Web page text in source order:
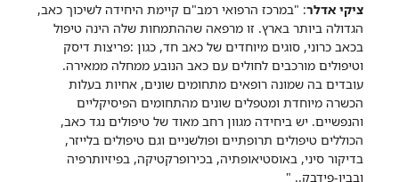
ציקי אדלר: "במרכז הרפואי רמב"ם קיימת היחידה לשיכוך כאב,
הגדולה ביותר בארץ. זו מרפאה שההתמחות שלה הינה טיפול
בכאב כרוני, סוגים מיוחדים של כאב חד, כגון :פריצות דיסק
וטיפולים מורכבים לחולים עם כאב הנובע ממחלה ממאירה.
עובדים בה שמונה רופאים מתחומים שונים, אחיות בעלות
הכשרה מיוחדת ומטפלים שונים מהתחומים הפיסיקליים
והנפשיים. יש ביחידה מגוון רחב מאוד של טיפולים נגד כאב,
הכוללים טיפולים תרופתיים ופולשניים וגם טיפולים בלייזר,
בדיקור סיני, באוסטיאופתיה, בכירופרקטיקה, בפיזיותרפיה
ובביו-פידבק.. "